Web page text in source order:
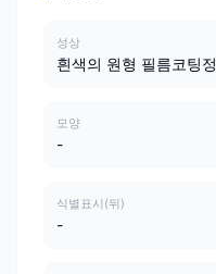
성상
흰색의 원형 필름코팅정
모양
-
식별표시(뒤)
-